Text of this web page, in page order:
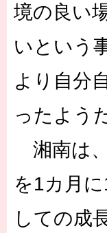
境の良い
いという
より自分
ったよう
湘南は
を1カ月
しての成